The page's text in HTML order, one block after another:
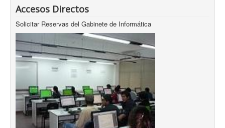
Accesos Directos
Solicitar Reservas del Gabinete de Informática